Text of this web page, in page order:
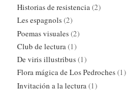
Historias de resistencia(2)
Les espagnols(2)
Poemas visuales(2)
Club de lectura(1)
De viris illustribus(1)
Flora mágica de Los Pedroches(1)
Invitación a la lectura (1)